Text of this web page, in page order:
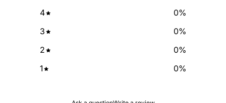
4
0%
3
0%
2
0%
1
0%